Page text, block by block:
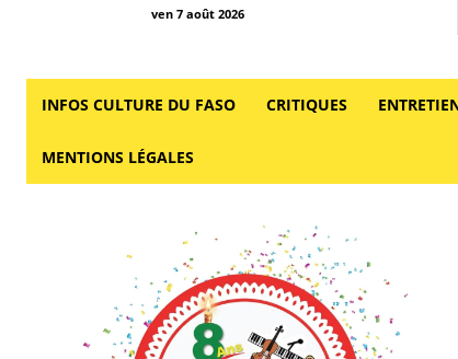
ven 7 août 2026
INFOS CULTURE DU FASO CRITIQUES
MENTIONS LÉGALES